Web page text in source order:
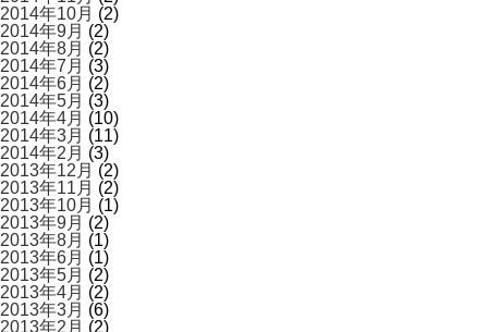
2014年10月 (2)
2014年9月 (2)
2014年8月 (2)
2014年7月 (3)
2014年6月 (2)
2014年5月 (3)
2014年4月 (10)
2014年3月 (11)
2014年2月 (3)
2013年12月 (2)
2013年11月 (2)
2013年10月 (1)
2013年9月 (2)
2013年8月 (1)
2013年6月 (1)
2013年5月 (2)
2013年4月 (2)
2013年3月 (6)
2013年2月 (2)